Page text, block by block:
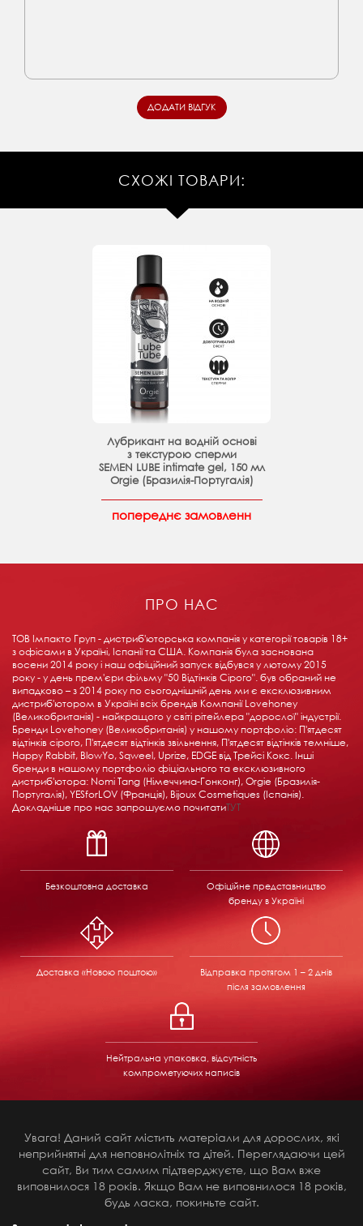
СХОЖІ ТОВАРИ:
Лубрикант на водній основі
з текстурою сперми
SEMEN LUBE intimate gel, 150 мл
Orgie (Бразилія-Португалія)
попереднє замовленн
ПРО НАС
ТОВ Імпакто Груп - дистриб'юторська компанія у категорії товарів 18+ ​​
з офісами в Україні, Іспанії та США. Компанія була заснована
восени 2014 року і наш офіційний запуск відбувся у лютому 2015
року - у день прем'єри фільму "50 Відтінків Сірого". був обраний не
випадково – з 2014 року по сьогоднішній день ми є ексклюзивним
дистриб'ютором в Україні всіх брендів Компанії Lovehoney
(Великобританія) - найкращого у світі рітейлера "дорослої" індустрії.
Бренди Lovehoney (Великобританія) у нашому портфоліо: П'ятдесят
відтінків сірого, П'ятдесят відтінків звільнення, П'ятдесят відтінків темніше,
Happy Rabbit, BlowYo, Sqweel, Uprize, EDGE від Трейсі Кокс. Інші
бренди в нашому портфоліо фіціального та ексклюзивного
дистриб'ютора: Nomi Tang (Німеччина-Гонконг), Orgie (Бразилія-
Португалія), YESforLOV (Франція), Bijoux Cosmetiques (Іспанія).
Докладніше про нас запрошуємо почитатиТУТ
Безкоштовна доставка
Офіційне представництво
бренду в Україні
Доставка «Новою поштою» Відправка протягом 1 – 2 днів
після замовлення
Нейтральна упаковка, відсутність
компрометуючих написів
Увага! Даний сайт містить матеріали для дорослих, які
неприйнятні для неповнолітніх та дітей. Переглядаючи цей
сайт, Ви тим самим підтверджуєте, що Вам вже
виповнилося 18 років. Якщо Вам не виповнилося 18 років,
будь ласка, покиньте сайт.